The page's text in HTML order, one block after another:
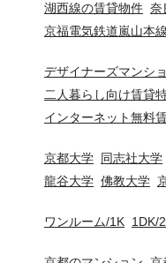
湖西線の賃貸物件 奈
京福電気鉄道嵐山本
デザイナーズマンシ
二人暮らし向け賃貸
インターネット無料
京都大学 同志社大学
龍谷大学 佛教大学
ワンルーム/1K 1DK/